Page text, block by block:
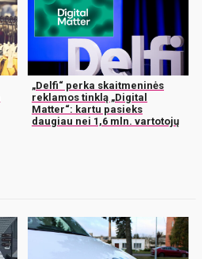
„Delfi“ perka skaitmeninės
reklamos tinklą „Digital
Matter“: kartu pasieks
daugiau nei 1,6 mln. vartotojų